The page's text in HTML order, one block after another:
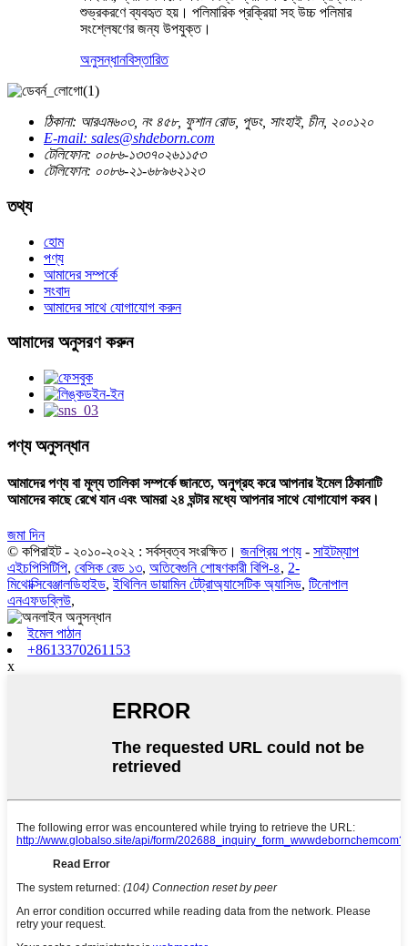
শুভ্রকরণে ব্যবহৃত হয়। পলিমারিক প্রক্রিয়া সহ উচ্চ পলিমার
সংশ্লেষণের জন্য উপযুক্ত।
অনুসন্ধানবিস্তারিত
ঠিকানা: আরএম৬০৩, নং ৪৫৮, ফুশান রোড, পুডং, সাংহাই, চীন, ২০০১২০
E-mail: sales@shdeborn.com
টেলিফোন: ০০৮৬-১৩৩৭০২৬১১৫৩
টেলিফোন: ০০৮৬-২১-৬৮৯৬২১২৩
তথ্য
হোম
পণ্য
আমাদের সম্পর্কে
সংবাদ
আমাদের সাথে যোগাযোগ করুন
আমাদের অনুসরণ করুন
পণ্য অনুসন্ধান
আমাদের পণ্য বা মূল্য তালিকা সম্পর্কে জানতে, অনুগ্রহ করে আপনার ইমেল ঠিকানাটি
আমাদের কাছে রেখে যান এবং আমরা ২৪ ঘন্টার মধ্যে আপনার সাথে যোগাযোগ করব।
জমা দিন
© কপিরাইট - ২০১০-২০২২ : সর্বস্বত্ব সংরক্ষিত। জনপ্রিয় পণ্য - সাইটম্যাপ
এইচপিসিটিপি, বেসিক রেড ১৩, অতিবেগুনি শোষণকারী বিপি-৪, 2-
মিথোক্সিবেঞ্জালডিহাইড,ইথিলিন ডায়ামিন টেট্রাঅ্যাসেটিক অ্যাসিড, টিনোপাল
এনএফডব্লিউ,
ইমেল পাঠান
+8613370261153
x